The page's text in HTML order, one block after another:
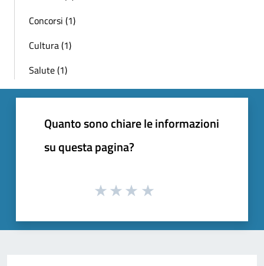
Concorsi (1)
Cultura (1)
Salute (1)
Quanto sono chiare le informazioni
su questa pagina?